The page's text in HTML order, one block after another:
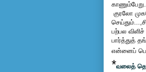
காணும்பேறு.
குரலோ
பற்பல
பார்த்துத்
என்னைப்
*வலைத்